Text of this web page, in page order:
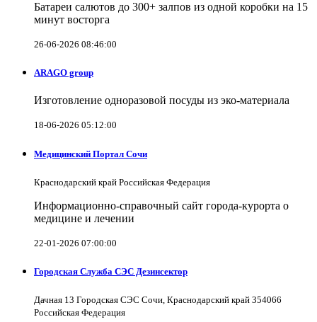
Батареи салютов до 300+ залпов из одной коробки на 15
минут восторга
26-06-2026 08:46:00
ARAGO group
Изготовление одноразовой посуды из эко-материала
18-06-2026 05:12:00
Медицинский Портал Сочи
Краснодарский край Российская Федерация
Информационно-справочный сайт города-курорта о
медицине и лечении
22-01-2026 07:00:00
Городская Служба СЭС Дезинсектор
Дачная 13 Городская СЭС Сочи, Краснодарский край 354066
Российская Федерация